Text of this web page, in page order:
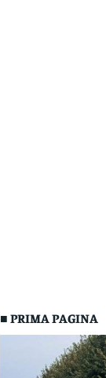
■ PRIMA PAGINA